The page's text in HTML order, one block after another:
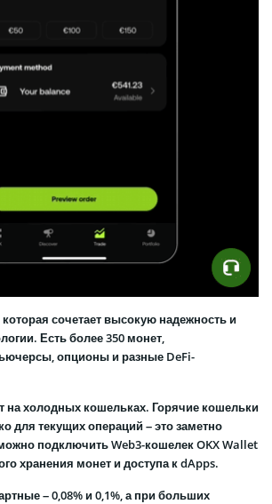
сочетает высокую надежность и
Есть более 350 монет,
опционы и разные DeFi-
на холодных кошельках. Горячие кошельки
для текущих операций – это заметно
подключить Web3-кошелек OKX Wallet
хранения монет и доступа к dApps.
– 0,08% и 0,1%, а при больших